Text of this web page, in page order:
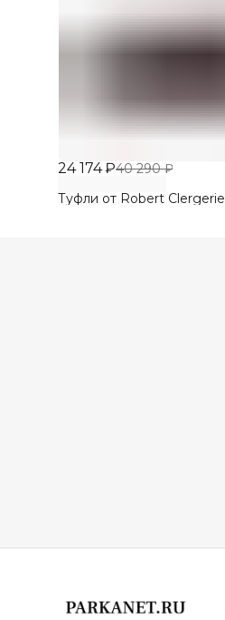
24 174 ₽40 290 ₽
Туфли от Robert Clergerie